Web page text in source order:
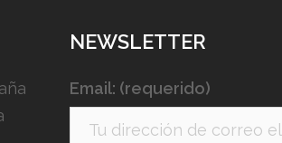
NEWSLETTER
Email: (requerido)